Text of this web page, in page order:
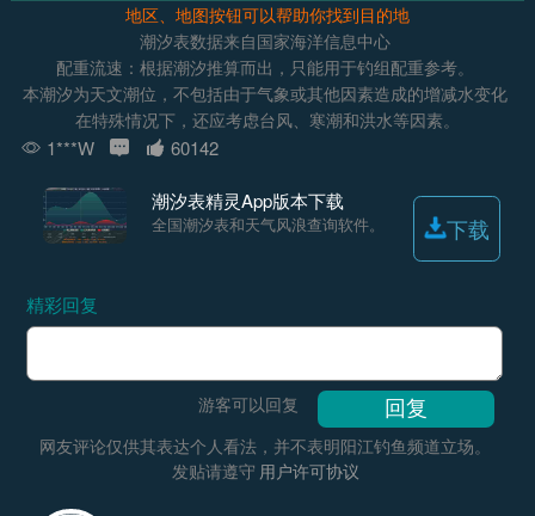
地区、地图按钮可以帮助你找到目的地
潮汐表数据来自国家海洋信息中心
配重流速：根据潮汐推算而出，只能用于钓组配重参考。
本潮汐为天文潮位，不包括由于气象或其他因素造成的增减水变化
在特殊情况下，还应考虑台风、寒潮和洪水等因素。
1***W 60142
潮汐表精灵App版本下载
全国潮汐表和天气风浪查询软件。 下载
精彩回复
游客可以回复
网友评论仅供其表达个人看法，并不表明阳江钓鱼频道立场。
发贴请遵守 用户许可协议